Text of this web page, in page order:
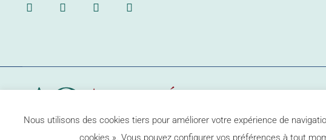
Nous utilisons des cookies tiers pour améliorer votre expérience de
cookies ». Vous pouvez configurer vos préférences à tout